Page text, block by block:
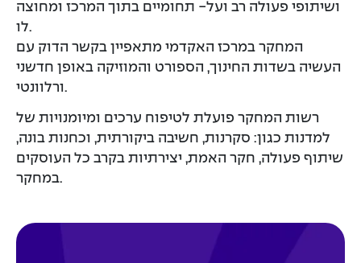
ושיתופי פעולה רב ועל- תחומיים בתוך המרכז ומחוצה
לו.
המחקר במרכז האקדמי מתאפיין בקשר הדוק עם
העשיה בשדות החינוך, הספורט והמוזיקה באופן חדשני
ורלוונטי.
רשות המחקר פועלת לטיפוח ערכים ומיומנויות של
למדנות כגון: סקרנות, חשיבה ביקורתית, וכחנות בונה,
שיתוף פעולה, חקר האמת, יצירתיות בקרב כל העוסקים
במחקר.